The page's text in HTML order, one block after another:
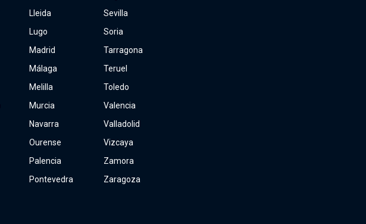
Lleida
Lugo
Madrid
Málaga
Melilla
Murcia
Navarra
Ourense
Palencia
Pontevedra
Sevilla
Soria
Tarragona
Teruel
Toledo
Valencia
Valladolid
Vizcaya
Zamora
Zaragoza